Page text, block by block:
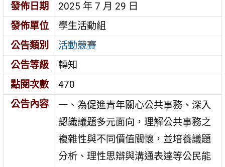
發佈日期
2025 年 7 月 29 日
發佈單位
學生活動組
公告類別
活動競賽
公告等級
轉知
點閱次數
470
公告內容
一、為促進青年關心公共事務、深入
認識議題多元面向，理解公共事務之
複雜性與不同價值關懷，並培養議題
分析、理性思辯與溝通表達等公民能